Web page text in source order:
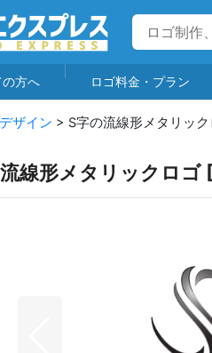
方へ ロゴ料金・プラン
ザイン > S字の流線形メタリッ
線形メタリックロゴ